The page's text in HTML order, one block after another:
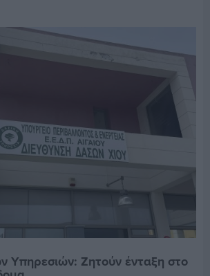
Υπηρεσιών: Ζητούν ένταξη στο